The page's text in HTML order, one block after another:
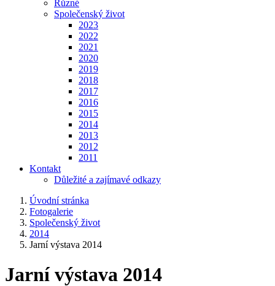
Různé
Společenský život
2023
2022
2021
2020
2019
2018
2017
2016
2015
2014
2013
2012
2011
Kontakt
Důležité a zajímavé odkazy
Úvodní stránka
Fotogalerie
Společenský život
2014
Jarní výstava 2014
Jarní výstava 2014